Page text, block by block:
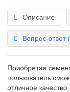
Описание
Вопрос-ответ
Приобретая
пользователь
отличное